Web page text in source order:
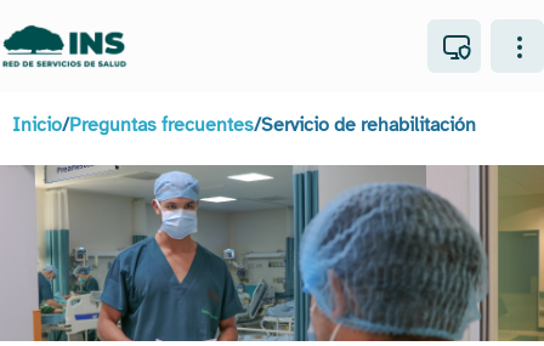
Inicio/Preguntas frecuentes/Servicio de rehabilitación